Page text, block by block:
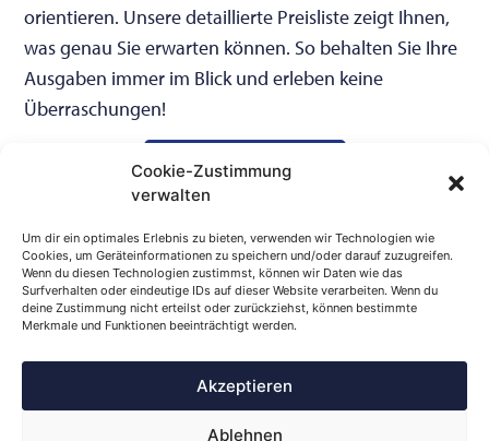
Cookie-Zustimmung
verwalten
Um dir ein optimales Erlebnis zu bieten, verwenden wir Technologien wie
Cookies, um Geräteinformationen zu speichern und/oder darauf zuzugreifen.
Wenn du diesen Technologien zustimmst, können wir Daten wie das
Surfverhalten oder eindeutige IDs auf dieser Website verarbeiten. Wenn du
deine Zustimmung nicht erteilst oder zurückziehst, können bestimmte
Merkmale und Funktionen beeinträchtigt werden.
Akzeptieren
Ablehnen
orientieren. Unsere detaillierte Preisliste zeigt Ihnen,
was genau Sie erwarten können. So behalten Sie Ihre
Ausgaben immer im Blick und erleben keine
Überraschungen!
Umzug anfragen
Kontakt
Tel.
E-Mail
kontakt@hinz-umzuege.de